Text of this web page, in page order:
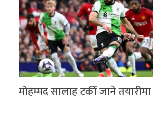
मोहम्मद सालाह टर्की जाने तयारीमा